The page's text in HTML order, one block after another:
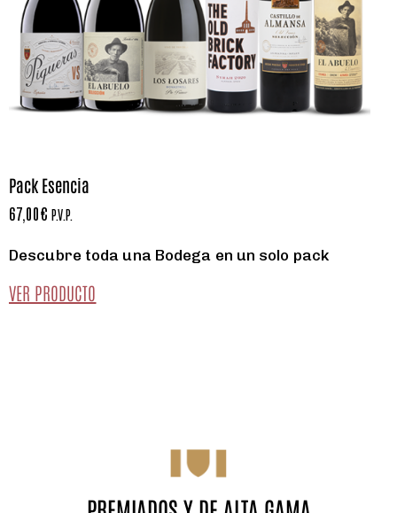
Pack Esencia
67,00€ P.V.P.
Descubre toda una Bodega en un solo pack
VER PRODUCTO